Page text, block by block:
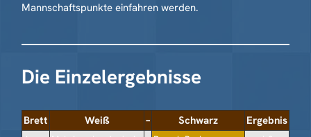
Mannschaftspunkte einfahren werden.
Die Einzelergebnisse
Brett Weiß – Schwarz Ergebnis